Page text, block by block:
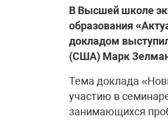
В Высшей школе
образования
докладом
(США) Марк
Тема доклада
участию в
занимающихся